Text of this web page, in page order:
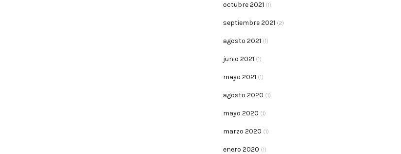
octubre 2021 (1)
septiembre 2021 (2)
agosto 2021 (1)
junio 2021 (1)
mayo 2021 (1)
agosto 2020 (1)
mayo 2020 (1)
marzo 2020 (1)
enero 2020 (1)